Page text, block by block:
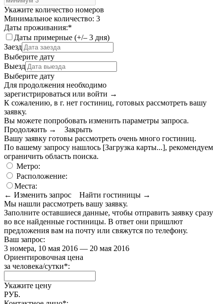
Укажите количество номеров
Минимальное количество: 3
Даты проживания:*
Даты примерные (+/– 3 дня)
Заезд
Выберите дату
Выезд
Выберите дату
Для продолжения необходимо
зарегистрироваться или войти →
К сожалению, в г. нет гостиниц, готовых рассмотреть вашу
заявку.
Вы можете попробовать изменить параметры запроса.
Продолжить →
Закрыть
Вашу заявку готовы рассмотреть очень много гостиниц.
По вашему запросу нашлось [Загрузка карты...], рекомендуем
ограничить область поиска.
Метро:
Расположение:
Места:
← Изменить запрос
Найти гостиницы →
Мы нашли рассмотреть вашу заявку.
Заполните оставшиеся данные, чтобы отправить заявку сразу
во все найденные гостиницы. В ответ они пришлют
предложения вам на почту или свяжутся по телефону.
Ваш запрос:
3 номера, 10 мая 2016 — 20 мая 2016
Ориентировочная цена
за человека/сутки*:
Укажите цену
РУБ.